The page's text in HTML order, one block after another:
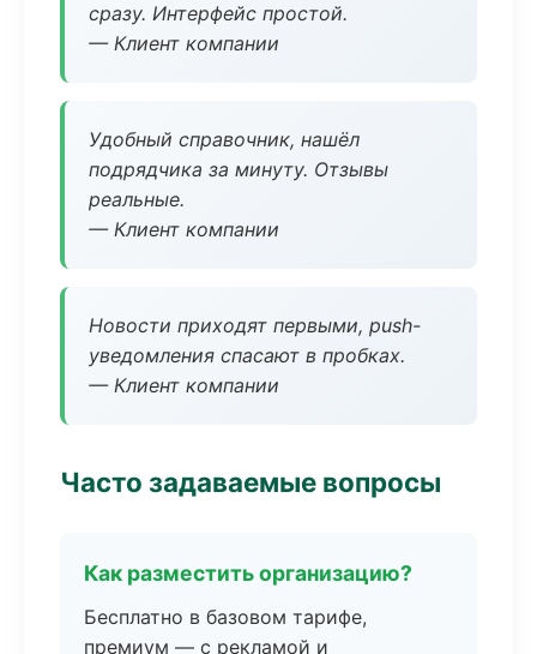
сразу. Интерфейс простой.
— Клиент компании
Удобный справочник, нашёл
подрядчика за минуту. Отзывы
реальные.
— Клиент компании
Новости приходят первыми, push-
уведомления спасают в пробках.
— Клиент компании
Часто задаваемые вопросы
Как разместить организацию?
Бесплатно в базовом тарифе,
премиум — с рекламой и